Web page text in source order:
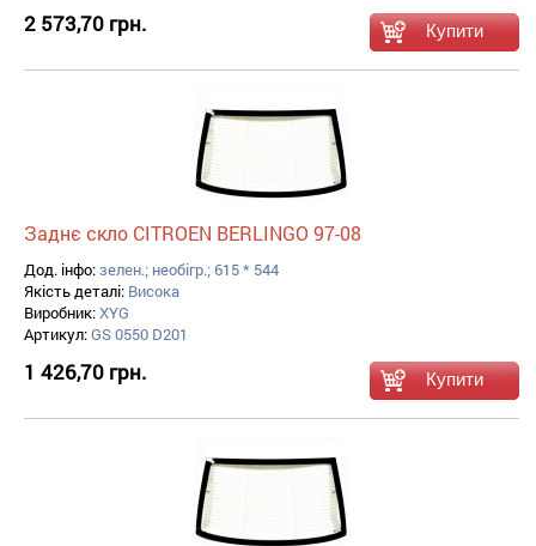
2 573,70 грн.
Заднє скло CITROEN BERLINGO 97-08
Дод. інфо:зелен.; необігр.; 615 * 544
Якість деталі: Висока
Виробник:XYG
Артикул:GS 0550 D201
1 426,70 грн.